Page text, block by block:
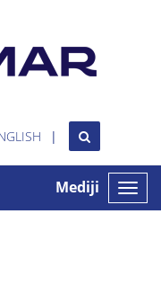
Toggle
Mediji